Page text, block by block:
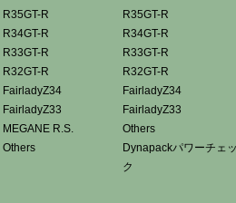
R35GT-R
R34GT-R
R33GT-R
R32GT-R
FairladyZ34
FairladyZ33
MEGANE R.S.
Others
R35GT-R
R34GT-R
R33GT-R
R32GT-R
FairladyZ34
FairladyZ33
Others
Dynapackパワーチェ
ク